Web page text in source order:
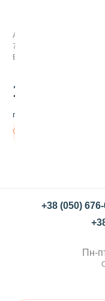
т
р
и
и
т
о
р
Арт:
704010
В наличии
190
грн/шт
+38 (050)
Пн-